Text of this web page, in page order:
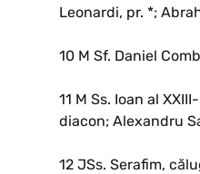
Leonardi, pr. *;
10 M Sf. Daniel
11 M Ss. Ioan al
diacon; Alexandru
12 JSs. Serafim,